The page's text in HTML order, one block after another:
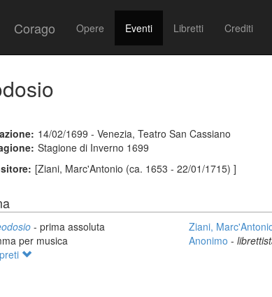
Corago Opere Eventi Libretti Crediti
14/02/1699 - Venezia, Teatro San Cassiano
Stagione di Inverno 1699
[Ziani, Marc'Antonio (ca. 1653 - 22/01/1715) ]
- prima assoluta
per musica
Ziani,
Anonimo -